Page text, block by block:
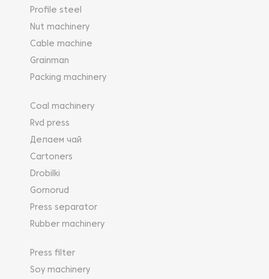
Profile steel
Nut machinery
Cable machine
Grainman
Packing machinery
Coal machinery
Rvd press
Делаем чай
Cartoners
Drobilki
Gornorud
Press separator
Rubber machinery
Press filter
Soy machinery